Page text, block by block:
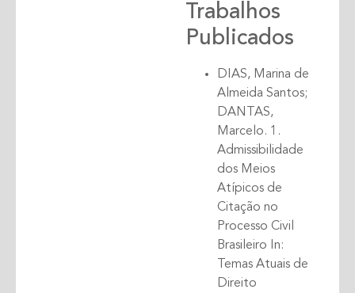
Trabalhos
Publicados
DIAS, Marina de
Almeida Santos;
DANTAS,
Marcelo. 1.
Admissibilidade
dos Meios
Atípicos de
Citação no
Processo Civil
Brasileiro In:
Temas Atuais de
Direito